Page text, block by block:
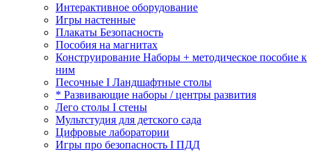
Интерактивное оборудование
Игры настенные
Плакаты Безопасность
Пособия на магнитах
Конструирование Наборы + методическое пособие к
ним
Песочные I Ландшафтные столы
* Развивающие наборы / центры развития
Лего столы I стены
Мультстудия для детского сада
Цифровые лаборатории
Игры про безопасность I ПДД